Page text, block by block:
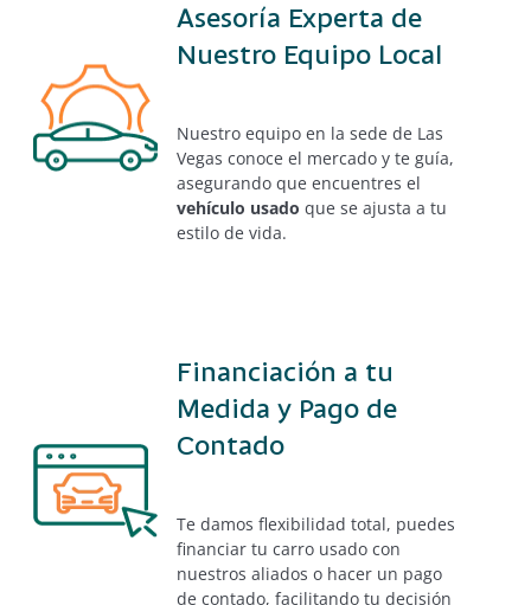
Asesoría Experta de
Nuestro Equipo Local
Nuestro equipo en la sede de Las
Vegas conoce el mercado y te guía,
asegurando que encuentres el
vehículo usado que se ajusta a tu
estilo de vida.
Financiación a tu
Medida y Pago de
Contado
Te damos flexibilidad total, puedes
financiar tu carro usado con
nuestros aliados o hacer un pago
de contado, facilitando tu decisión